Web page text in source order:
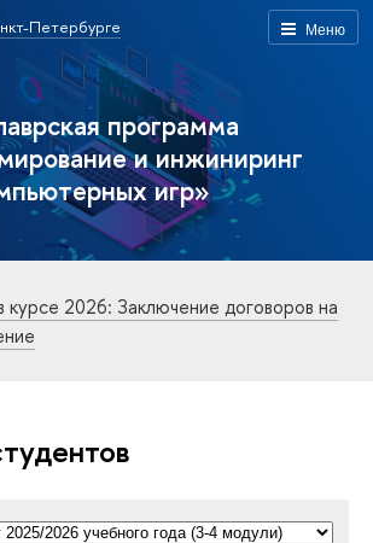
Меню
Петербурге
программа
и инжиниринг
игр»
курсе 2026: Заключение договоров на